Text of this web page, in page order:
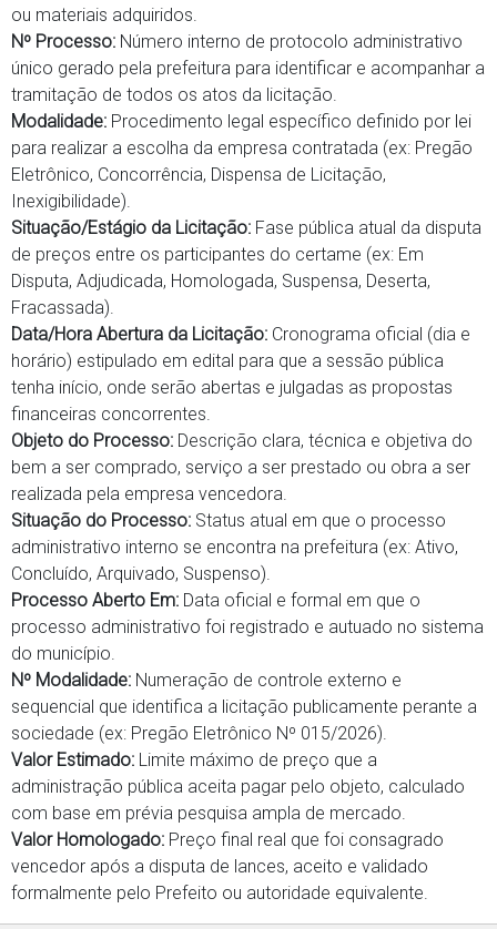
ou materiais adquiridos.
Nº Processo: Número interno de protocolo administrativo
único gerado pela prefeitura para identificar e acompanhar a
tramitação de todos os atos da licitação.
Modalidade: Procedimento legal específico definido por lei
para realizar a escolha da empresa contratada (ex: Pregão
Eletrônico, Concorrência, Dispensa de Licitação,
Inexigibilidade).
Situação/Estágio da Licitação: Fase pública atual da disputa
de preços entre os participantes do certame (ex: Em
Disputa, Adjudicada, Homologada, Suspensa, Deserta,
Fracassada).
Data/Hora Abertura da Licitação: Cronograma oficial (dia e
horário) estipulado em edital para que a sessão pública
tenha início, onde serão abertas e julgadas as propostas
financeiras concorrentes.
Objeto do Processo: Descrição clara, técnica e objetiva do
bem a ser comprado, serviço a ser prestado ou obra a ser
realizada pela empresa vencedora.
Situação do Processo: Status atual em que o processo
administrativo interno se encontra na prefeitura (ex: Ativo,
Concluído, Arquivado, Suspenso).
Processo Aberto Em: Data oficial e formal em que o
processo administrativo foi registrado e autuado no sistema
do município.
Nº Modalidade: Numeração de controle externo e
sequencial que identifica a licitação publicamente perante a
sociedade (ex: Pregão Eletrônico Nº 015/2026).
Valor Estimado: Limite máximo de preço que a
administração pública aceita pagar pelo objeto, calculado
com base em prévia pesquisa ampla de mercado.
Valor Homologado: Preço final real que foi consagrado
vencedor após a disputa de lances, aceito e validado
formalmente pelo Prefeito ou autoridade equivalente.